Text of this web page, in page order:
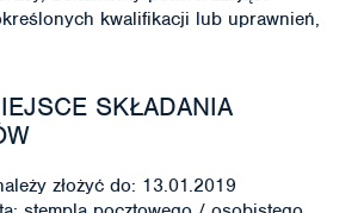
kwalifikacji lub uprawnień,
SKŁADANIA
złożyć do: 13.01.2019